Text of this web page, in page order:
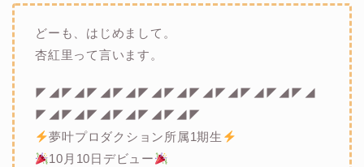
どーも、はじめまして。
杏紅里って言います。
◤◢◤◢◤◢◤◢◤◢◤◢◤◢◤◢◤◢◤◢◤◢
◤◢◤◢◤◢◤◢◤◢◤◢◤
夢叶プロダクション所属1期生
10月10日デビュー